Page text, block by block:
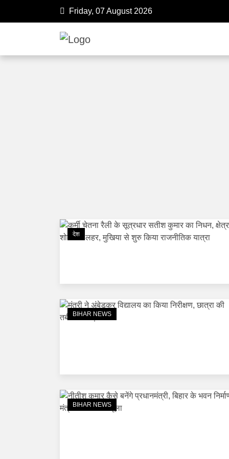
Friday, 07 August 2026
देश
BIHAR NEWS
BIHAR NEWS